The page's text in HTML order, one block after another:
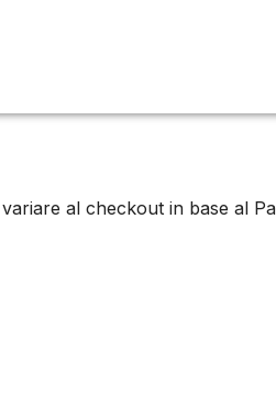
al checkout in base al